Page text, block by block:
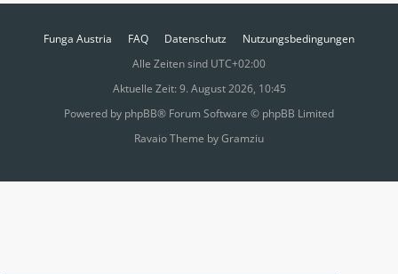
Funga Austria FAQ Datenschutz
Nutzungsbedingungen
Alle Zeiten sind UTC+02:00
Aktuelle Zeit: 9. August 2026, 10:45
Powered by phpBB® Forum Software © phpBB Limited
Ravaio Theme byGramziu